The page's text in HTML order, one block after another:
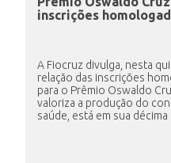
inscrições
A Fiocruz divulga, nesta
relação das inscrições
para o Prêmio Oswaldo
valoriza a produção do
saúde, está em sua décima